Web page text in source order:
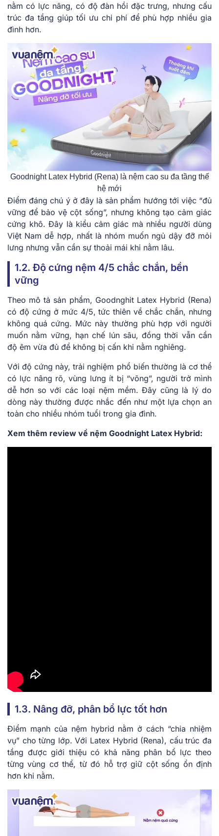
nằm có lực nâng, có độ đàn hồi đặc trưng, nhưng cấu
trúc đa tầng giúp tối ưu chi phí để phù hợp nhiều gia
đình hơn.
Goodnight Latex Hybrid (Rena) là nệm cao su đa tầng thế
hệ mới
Điểm đáng chú ý ở đây là sản phẩm hướng tới việc “đủ
vững để bảo vệ cột sống”, nhưng không tạo cảm giác
cứng khô. Đây là kiểu cảm giác mà nhiều người dùng
Việt Nam dễ hợp, nhất là nhóm muốn ngủ dậy đỡ mỏi
lưng nhưng vẫn cần sự thoải mái khi nằm lâu.
1.2. Độ cứng nệm 4/5 chắc chắn, bền
vững
Theo mô tả sản phẩm, Goodnghit Latex Hybrid (Rena)
có độ cứng ở mức 4/5, tức thiên về chắc chắn, nhưng
không quá cứng. Mức này thường phù hợp với người
muốn nằm vững, hạn chế lún sâu, đồng thời vẫn cần
độ êm vừa đủ để không bị cấn khi nằm nghiêng.
Với độ cứng này, trải nghiệm phổ biến thường là cơ thể
có lực nâng rõ, vùng lưng ít bị “võng”, người trở mình
dễ hơn so với các loại nệm mềm. Đây cũng là lý do
dòng này thường được nhắc đến như một lựa chọn an
toàn cho nhiều nhóm tuổi trong gia đình.
Xem thêm review về nệm Goodnight Latex Hybrid:
1.3. Nâng đỡ, phân bổ lực tốt hơn
Điểm mạnh của nệm hybrid nằm ở cách “chia nhiệm
vụ” cho từng lớp. Với Latex Hybrid (Rena), cấu trúc đa
tầng được giới thiệu có khả năng phân bổ lực theo
từng vùng cơ thể, từ đó hỗ trợ giữ cột sống ổn định
hơn khi nằm.